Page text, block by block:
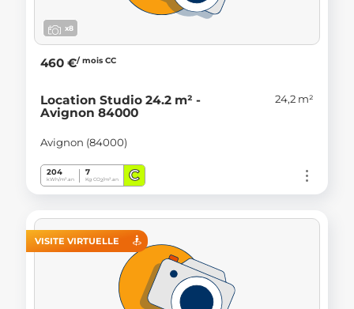
x8
460 €/ mois CC
Location Studio 24.2 m² -
Avignon 84000
24,2 m²
Avignon (84000)
204
kWh/m².an
7
Kg CO2/m².an C
VISITE VIRTUELLE